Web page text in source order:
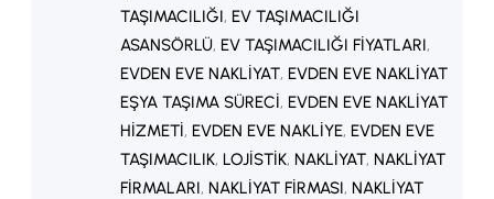
TAŞIMACILIĞI, EV TAŞIMACILIĞI
ASANSÖRLÜ, EV TAŞIMACILIĞI FIYATLARI
EVDEN EVE NAKLIYAT, EVDEN EVE NAKLIYAT
EŞYA TAŞIMA SÜRECI, EVDEN EVE NAKLIYAT
HIZMETI, EVDEN EVE NAKLIYE, EVDEN EVE
TAŞIMACILIK, LOJISTIK, NAKLIYAT, NAKLIYAT
FIRMALARI, NAKLIYAT FIRMASI, NAKLIYAT